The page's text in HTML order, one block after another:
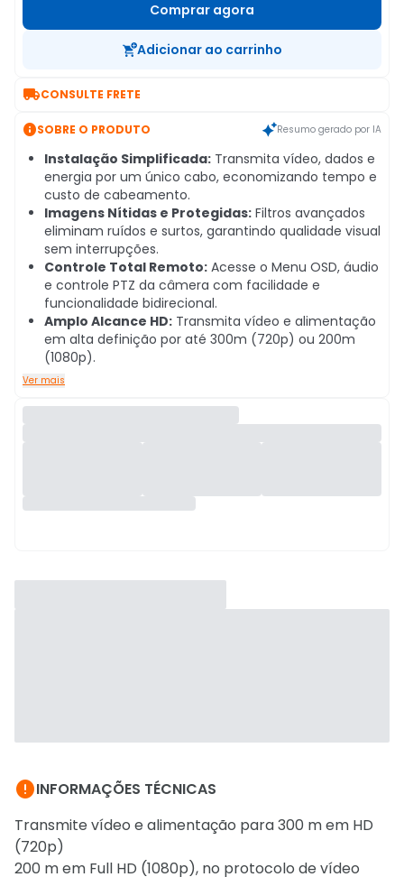
Comprar agora
Adicionar ao carrinho
CONSULTE FRETE
SOBRE O PRODUTO Resumo gerado por IA
Instalação Simplificada: Transmita vídeo, dados e
energia por um único cabo, economizando tempo e
custo de cabeamento.
Imagens Nítidas e Protegidas: Filtros avançados
eliminam ruídos e surtos, garantindo qualidade visual
sem interrupções.
Controle Total Remoto: Acesse o Menu OSD, áudio
e controle PTZ da câmera com facilidade e
funcionalidade bidirecional.
Amplo Alcance HD: Transmita vídeo e alimentação
em alta definição por até 300m (720p) ou 200m
(1080p).
Ver mais
INFORMAÇÕES TÉCNICAS
Transmite vídeo e alimentação para 300 m em HD
(720p)
200 m em Full HD (1080p), no protocolo de vídeo